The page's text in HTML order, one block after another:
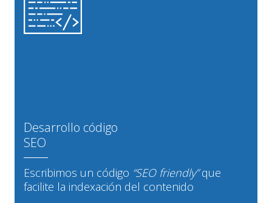
Desarrollo código
SEO
Escribimos un código “SEO friendly”que
facilite la indexación del contenido